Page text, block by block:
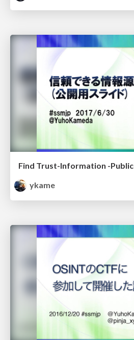
Find Trust-Information -
ykame